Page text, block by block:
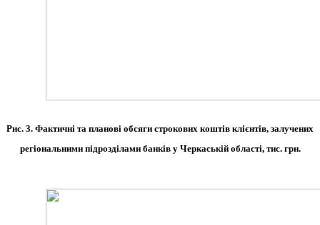
Рис. 3. Фактичні та планові обсяги строкових коштів клієнтів, залучених
регіональними підрозділами банків у Черкаській області, тис. грн.